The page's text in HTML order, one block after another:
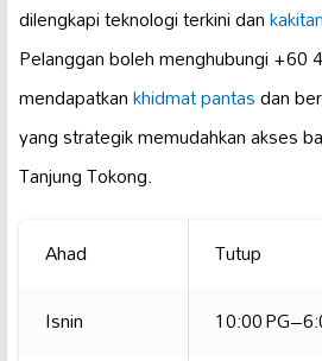
dilengkapi teknologi terkini dan
Pelanggan boleh menghubungi +60
mendapatkankhidmat pantasdan
yang strategik memudahkan akses
Tanjung Tokong.
Ahad
Tutup
Isnin
10:00